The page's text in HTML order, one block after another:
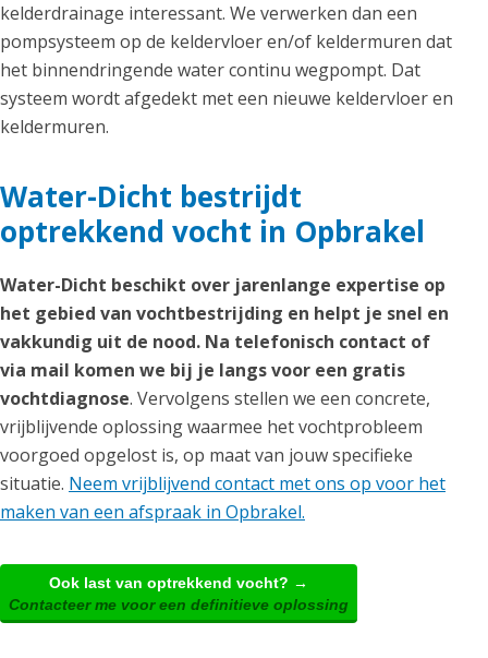
kelderdrainage interessant. We verwerken dan een
pompsysteem op de keldervloer en/of keldermuren dat
het binnendringende water continu wegpompt. Dat
systeem wordt afgedekt met een nieuwe keldervloer en
keldermuren.
Water-Dicht bestrijdt
optrekkend vocht in Opbrakel
Water-Dicht beschikt over jarenlange expertise op
het gebied van vochtbestrijding en helpt je snel en
vakkundig uit de nood. Na telefonisch contact of
via mail komen we bij je langs voor een gratis
vochtdiagnose. Vervolgens stellen we een concrete,
vrijblijvende oplossing waarmee het vochtprobleem
voorgoed opgelost is, op maat van jouw specifieke
situatie. Neem vrijblijvend contact met ons op voor het
maken van een afspraak in Opbrakel.
Ook last van optrekkend vocht? →
Contacteer me voor een definitieve oplossing